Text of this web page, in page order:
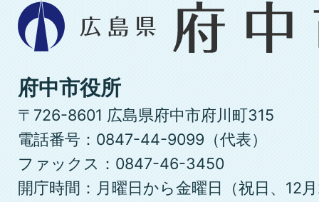
広
島
県
府
中
市
府中市役所
〒726-8601 広島県府中市府川町315
電話番号：0847-44-9099（代表）
ファックス：0847-46-3450
開庁時間：月曜日から金曜日（祝日、12